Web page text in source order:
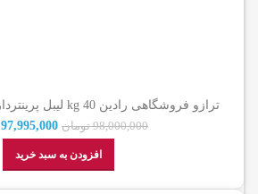
(گارانتی اصالت کالا)98,000,000 تومان 97,995,000
افزودن به سبد خرید